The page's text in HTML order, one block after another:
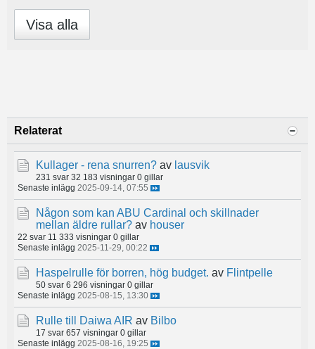
Visa alla
Relaterat
Kullager - rena snurren? av lausvik
231 svar 32 183 visningar 0 gillar
Senaste inlägg 2025-09-14, 07:55
Någon som kan ABU Cardinal och skillnader
mellan äldre rullar? av houser
22 svar 11 333 visningar 0 gillar
Senaste inlägg 2025-11-29, 00:22
Haspelrulle för borren, hög budget. av Flintpelle
50 svar 6 296 visningar 0 gillar
Senaste inlägg 2025-08-15, 13:30
Rulle till Daiwa AIR av Bilbo
17 svar 657 visningar 0 gillar
Senaste inlägg 2025-08-16, 19:25